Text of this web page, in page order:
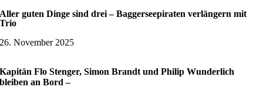
Aller guten Dinge sind drei – Baggerseepiraten verlängern mit
Trio
26. November 2025
Kapitän Flo Stenger, Simon Brandt und Philip Wunderlich
bleiben an Bord –